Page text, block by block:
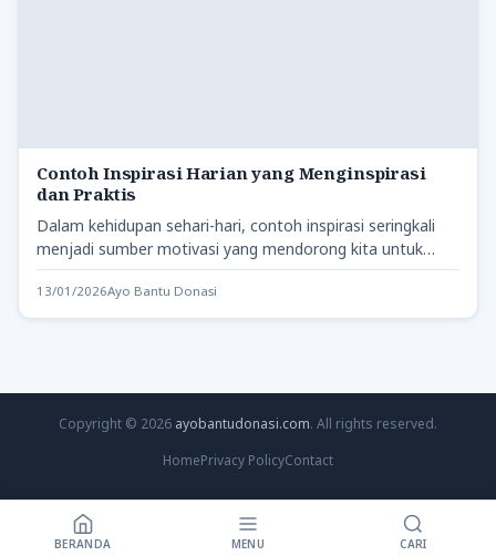
BERANDA MENU CARI
Contoh Inspirasi Harian yang Menginspirasi
dan Praktis
Dalam kehidupan sehari-hari, contoh inspirasi seringkali
menjadi sumber motivasi yang mendorong kita untuk
tetap bersemangat dan produktif. Tidak…
13/01/2026Ayo Bantu Donasi
Copyright © 2026 ayobantudonasi.com. All rights reserved.
HomePrivacy PolicyContact